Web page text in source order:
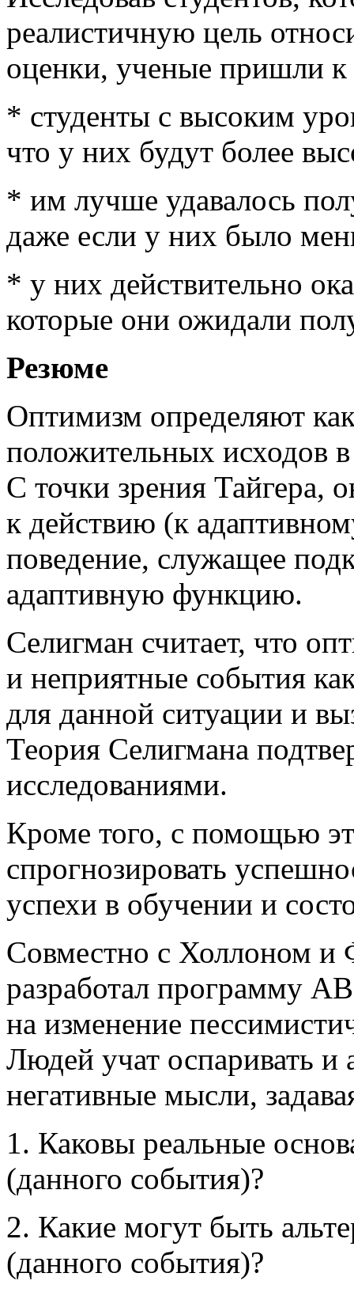
реалистичную цель
оценки, ученые пришли к
* студенты с высоким
что у них будут более
* им лучше удавалось
даже если у них было
* у них действительно
которые они ожидали
Резюме
Оптимизм определяют
положительных исходов
С точки зрения Тайгера,
к действию (к
поведение, служащее
адаптивную функцию.
Селигман считает, что
и неприятные события
для данной ситуации и
Теория Селигмана
исследованиями.
Кроме того, с помощью
спрогнозировать
успехи в обучении и
Совместно с Холлоном
разработал программу
на изменение
Людей учат оспаривать и
негативные мысли,
1. Каковы реальные
(данного события)?
2. Какие могут быть
(данного события)?